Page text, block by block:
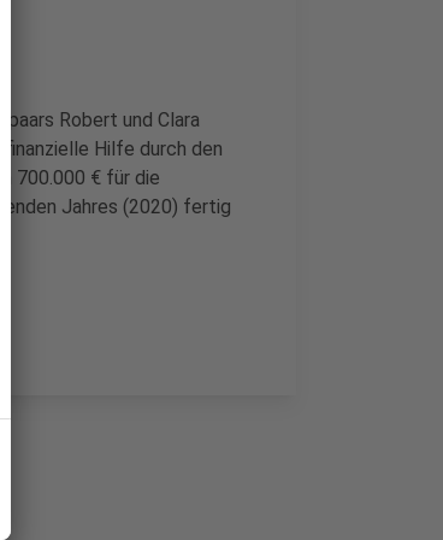
Robert und Clara
Hilfe durch den
700.000 € für die
Jahres (2020) fertig